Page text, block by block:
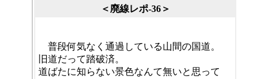
＜廃線レポ-36＞
普段何気なく通過している山間の国道。
旧道だって踏破済。
道ばたに知らない景色なんて無いと思って